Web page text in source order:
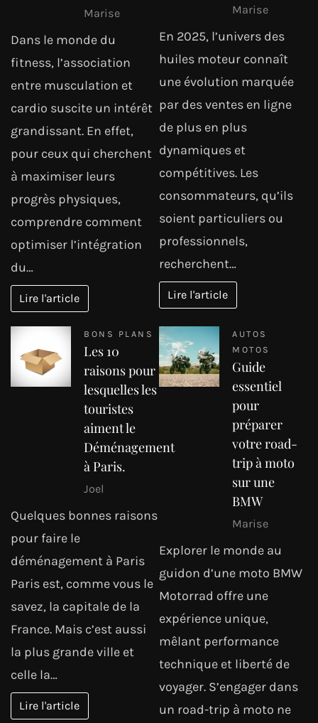
Marise
Dans le monde du
fitness, l’association
entre musculation et
cardio suscite un intérêt
grandissant. En effet,
pour ceux qui cherchent
à maximiser leurs
progrès physiques,
comprendre comment
optimiser l’intégration
du…
Lire l'article
Marise
En 2025, l’univers des
huiles moteur connaît
une évolution marquée
par des ventes en ligne
de plus en plus
dynamiques et
compétitives. Les
consommateurs, qu’ils
soient particuliers ou
professionnels,
recherchent…
Lire l'article
BONS PLANS
Les 10
raisons pour
lesquelles les
touristes
aiment le
Déménagement
à Paris.
Joel
Quelques bonnes raisons
pour faire le
déménagement à Paris
Paris est, comme vous le
savez, la capitale de la
France. Mais c’est aussi
la plus grande ville et
celle la…
Lire l'article
AUTOS
MOTOS
Guide
essentiel
pour
préparer
votre road-
trip à moto
sur une
BMW
Marise
Explorer le monde au
guidon d’une moto BMW
Motorrad offre une
expérience unique,
mêlant performance
technique et liberté de
voyager. S’engager dans
un road-trip à moto ne